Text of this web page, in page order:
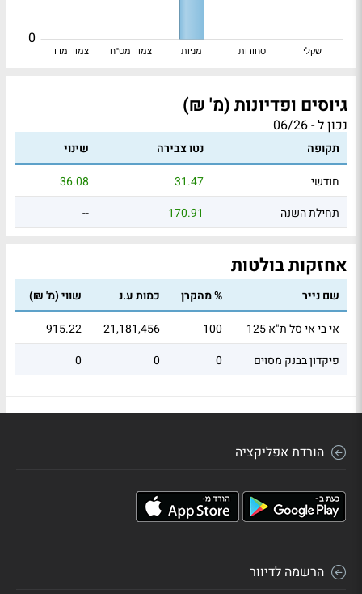
צמוד מדד צמוד מט"ח מניות סחורות שקלי
0
גיוסים ופדיונות (מ' ₪)
נכון ל - 06/26
תקופה נטו צבירה
שינוי
חודשי
31.47
36.08
תחילת השנה
170.91
--
אחזקות בולטות
שם נייר % מהקרן כמות ע.נ
שווי (מ' ₪)
אי בי אי סל ת"א 125
100
21,181,456
915.22
פיקדון בבנק מסוים
0
0
0
הורדת אפליקציה
הרשמה לדיוור